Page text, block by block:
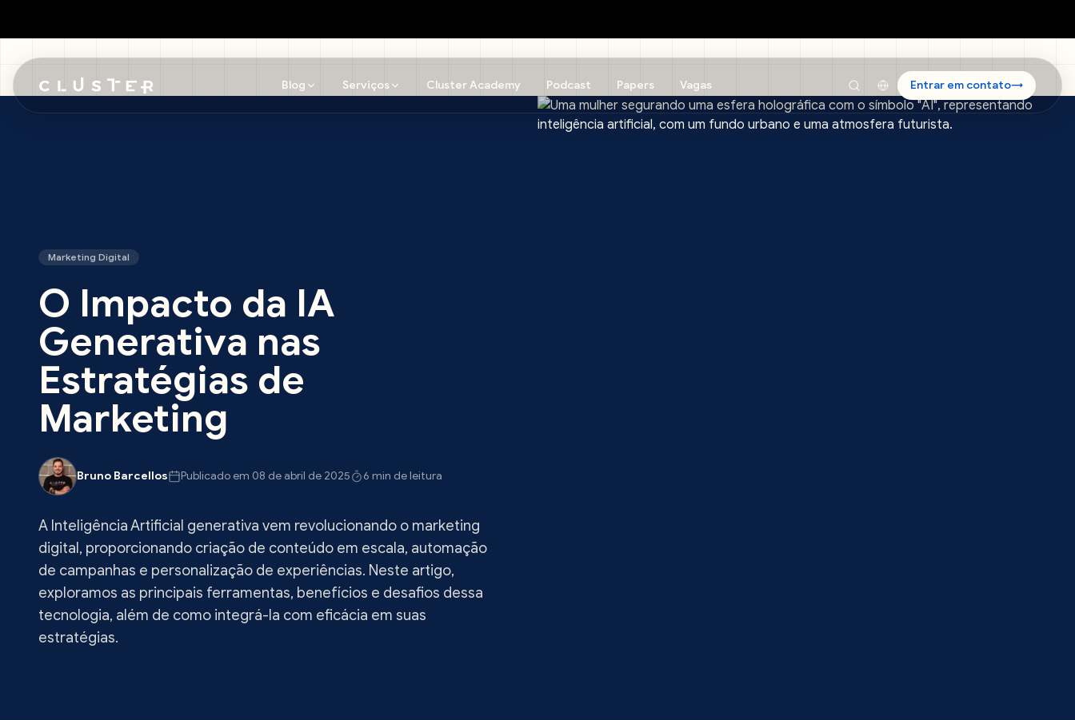
Blog Serviços Cluster Academy Podcast Papers Vagas Entrar em contato→
Marketing Digital
O Impacto da IA
Generativa nas
Estratégias de
Marketing
Bruno Barcellos Publicado em 08 de abril de 2025 6 min de leitura
A Inteligência Artificial generativa vem revolucionando o marketing
digital, proporcionando criação de conteúdo em escala, automação
de campanhas e personalização de experiências. Neste artigo,
exploramos as principais ferramentas, benefícios e desafios dessa
tecnologia, além de como integrá-la com eficácia em suas
estratégias.